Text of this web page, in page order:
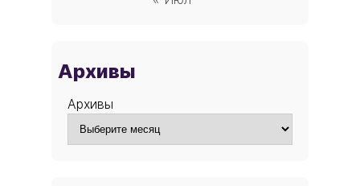
Архивы
Архивы